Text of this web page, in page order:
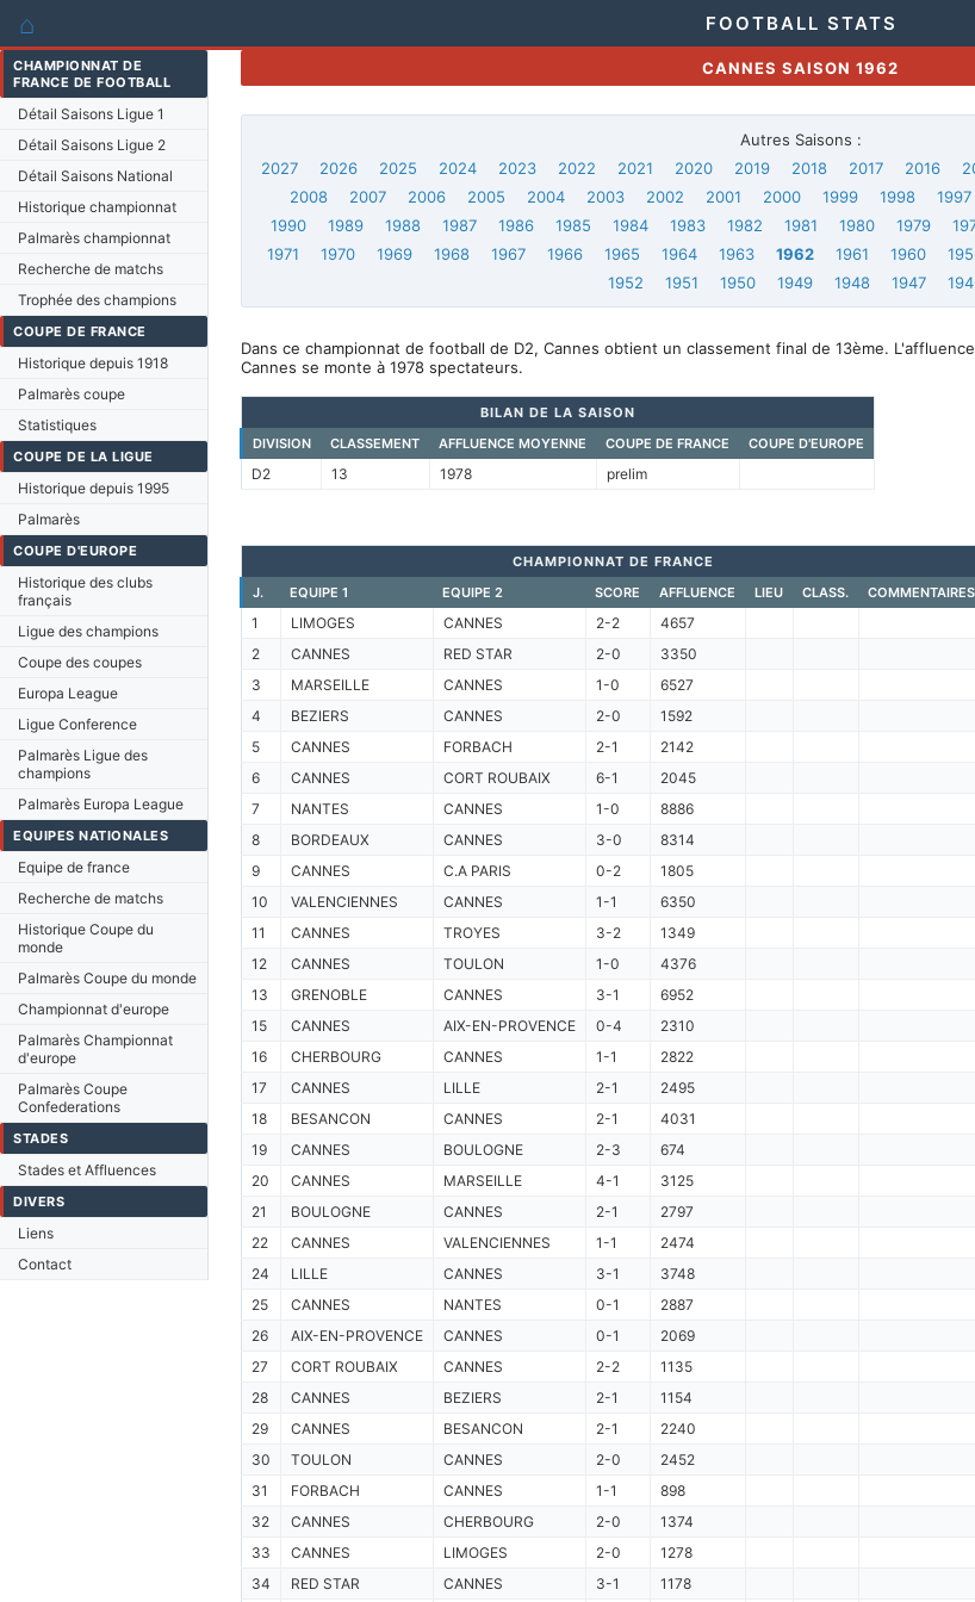
⌂ FOOTBALL STATS
CHAMPIONNAT DE
FRANCE DE FOOTBALL
Détail Saisons Ligue 1
Détail Saisons Ligue 2
Détail Saisons National
Historique championnat
Palmarès championnat
Recherche de matchs
Trophée des champions
COUPE DE FRANCE
Historique depuis 1918
Palmarès coupe
Statistiques
COUPE DE LA LIGUE
Historique depuis 1995
Palmarès
COUPE D'EUROPE
Historique des clubs
français
Ligue des champions
Coupe des coupes
Europa League
Ligue Conference
Palmarès Ligue des
champions
Palmarès Europa League
EQUIPES NATIONALES
Equipe de france
Recherche de matchs
Historique Coupe du
monde
Palmarès Coupe du monde
Championnat d'europe
Palmarès Championnat
d'europe
Palmarès Coupe
Confederations
STADES
Stades et Affluences
DIVERS
Liens
Contact
CANNES SAISON 1962
Autres Saisons :
2027
2026 2025 2024 2023 2022 2021 2020 2019 2018 2017 2016
2008
2007 2006 2005 2004 2003 2002 2001 2000 1999 1998 1997
1990
1989 1988 1987 1986 1985 1984 1983 1982 1981 1980 1979
1971
1970 1969 1968 1967 1966 1965 1964 1963 1962 1961 1960
1952
1951 1950 1949 1948 1947
Dans ce championnat de football de D2, Cannes obtient un classement final de 13ème.
Cannes se monte à 1978 spectateurs.
BILAN DE LA SAISON
DIVISION
CLASSEMENT AFFLUENCE MOYENNE COUPE DE FRANCE COUPE D'EUROPE
D2 13 1978 prelim
CHAMPIONNAT DE FRANCE
J.
EQUIPE 1 EQUIPE 2 SCORE AFFLUENCE LIEU CLASS. COMMENTAIRES
1 LIMOGES CANNES 2-2
4657
2
CANNES RED STAR 2-0
3350
3
MARSEILLE CANNES 1-0
6527
4
BEZIERS CANNES 2-0
1592
5
CANNES FORBACH 2-1
2142
6
CANNES CORT ROUBAIX 6-1
2045
7
NANTES CANNES 1-0
8886
8
BORDEAUX CANNES 3-0
8314
9
CANNES C.A PARIS 0-2
1805
10
VALENCIENNES CANNES 1-1
6350
11
CANNES TROYES 3-2
1349
12
CANNES TOULON 1-0
4376
13
GRENOBLE CANNES 3-1
6952
15
CANNES AIX-EN-PROVENCE 0-4
2310
16
CHERBOURG CANNES 1-1
2822
17
CANNES LILLE 2-1
2495
18
BESANCON CANNES 2-1
4031
19
CANNES BOULOGNE 2-3
674
20
CANNES MARSEILLE 4-1
3125
21
BOULOGNE CANNES 2-1
2797
22
CANNES VALENCIENNES 1-1
2474
24
LILLE CANNES 3-1
3748
25
CANNES NANTES 0-1
2887
26
AIX-EN-PROVENCE CANNES 0-1
2069
27
CORT ROUBAIX CANNES 2-2
1135
28
CANNES BEZIERS 2-1
1154
29
CANNES BESANCON 2-1
2240
30
TOULON CANNES 2-0
2452
31
FORBACH CANNES 1-1
898
32
CANNES CHERBOURG 2-0
1374
33
CANNES LIMOGES 2-0
1278
34
RED STAR CANNES 3-1 1178